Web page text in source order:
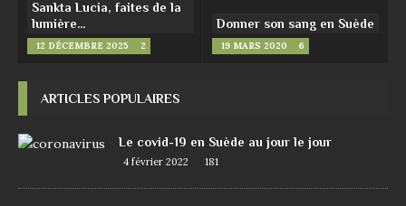
Sankta Lucia, faites de la
lumière…
12 DÉCEMBRE 2025 2
Donner son sang en Suède
19 MARS 2020 6
ARTICLES POPULAIRES
Le covid-19 en Suède au jour le jour
4 février 2022 181